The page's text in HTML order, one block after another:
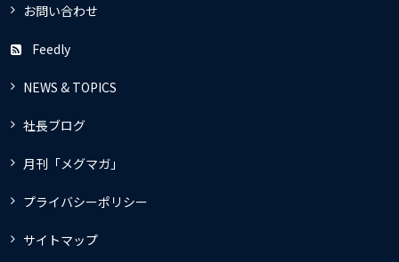
お問い合わせ
Feedly
NEWS & TOPICS
社長ブログ
月刊「メグマガ」
プライバシーポリシー
サイトマップ